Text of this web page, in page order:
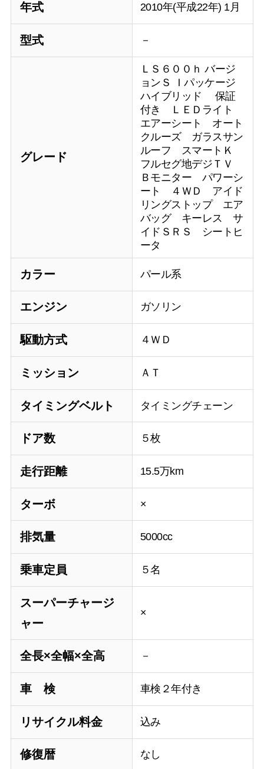
年式 2010年(平成22年) 1月
型式 －
グレード
ＬＳ６００ｈ バージ
ョンＳ Ｉパッケージ
ハイブリッド 保証
付き ＬＥＤライト
エアーシート オート
クルーズ ガラスサン
ルーフ スマートＫ
フルセグ地デジＴＶ
Ｂモニター パワーシ
ート ４ＷＤ アイド
リングストップ エア
バッグ キーレス サ
イドＳＲＳ シートヒ
ータ
カラー パール系
エンジン ガソリン
駆動方式 ４ＷＤ
ミッション ＡＴ
タイミングベルト タイミングチェーン
ドア数 ５枚
走行距離 15.5万km
ターボ ×
排気量 5000cc
乗車定員 ５名
スーパーチャージ
ャー
×
全長×全幅×全高 －
車 検 車検２年付き
リサイクル料金 込み
修復暦 なし